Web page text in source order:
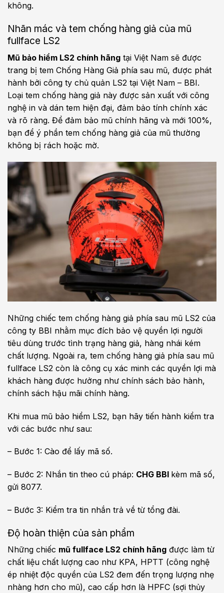
không.
Nhãn mác và tem chống hàng giả của mũ
fullface LS2
Mũ bảo hiểm LS2 chính hãng tại Việt Nam sẽ được
trang bị tem Chống Hàng Giả phía sau mũ, được phát
hành bởi công ty chủ quản LS2 tại Việt Nam – BBI.
Loại tem chống hàng giả này được sản xuất với công
nghệ in và dán tem hiện đại, đảm bảo tính chính xác
và rõ ràng. Để đảm bảo mũ chính hãng và mới 100%,
bạn để ý phần tem chống hàng giả của mũ thường
không bị rách hoặc mờ.
Những chiếc tem chống hàng giả phía sau mũ LS2 của
công ty BBI nhằm mục đích bảo vệ quyền lợi người
tiêu dùng trước tình trạng hàng giả, hàng nhái kém
chất lượng. Ngoài ra, tem chống hàng giả phía sau mũ
fullface LS2 còn là công cụ xác minh các quyền lợi mà
khách hàng được hưởng như chính sách bảo hành,
chính sách hậu mãi chính hàng.
Khi mua mũ bảo hiểm LS2, bạn hãy tiến hành kiểm tra
với các bước như sau:
– Bước 1: Cào để lấy mã số.
– Bước 2: Nhắn tin theo cú pháp: CHG BBI kèm mã số,
gửi 8077.
– Bước 3: Kiểm tra tin nhắn trả về từ tổng đài.
Độ hoàn thiện của sản phẩm
Những chiếc mũ fullface LS2 chính hãng được làm từ
chất liệu chất lượng cao như KPA, HPTT (công nghệ
ép nhiệt độc quyền của LS2 đem đến trọng lượng nhẹ
nhàng hơn cho mũ), cao cấp hơn là HPFC (sợi thủy